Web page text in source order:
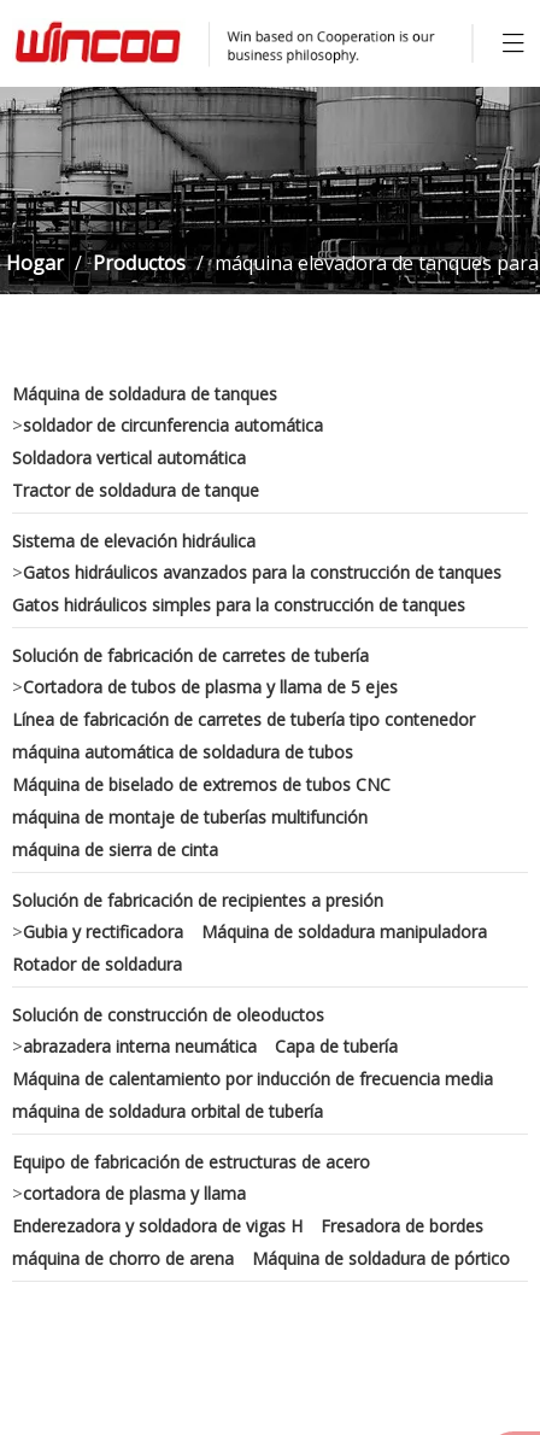
Hogar / Productos / máquina elevadora de tanques para
tanque de almacenamiento
Máquina de soldadura de tanques
>soldador de circunferencia automática
Soldadora vertical automática
Tractor de soldadura de tanque
Sistema de elevación hidráulica
>Gatos hidráulicos avanzados para la construcción de tanques
Gatos hidráulicos simples para la construcción de tanques
Solución de fabricación de carretes de tubería
>Cortadora de tubos de plasma y llama de 5 ejes
Línea de fabricación de carretes de tubería tipo contenedor
máquina automática de soldadura de tubos
Máquina de biselado de extremos de tubos CNC
máquina de montaje de tuberías multifunción
máquina de sierra de cinta
Solución de fabricación de recipientes a presión
>Gubia y rectificadora
Máquina de soldadura manipuladora
Rotador de soldadura
Solución de construcción de oleoductos
>abrazadera interna neumática
Capa de tubería
Máquina de calentamiento por inducción de frecuencia media
máquina de soldadura orbital de tubería
Equipo de fabricación de estructuras de acero
>cortadora de plasma y llama
Enderezadora y soldadora de vigas H
Fresadora de bordes
máquina de chorro de arena
Máquina de soldadura de pórtico